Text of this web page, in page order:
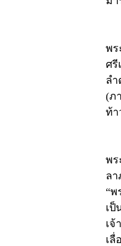
โ
พร
ศรี
ลำ
(ภ
ท้า
โ
พร
ล
“พ
เป็
เจ้
เลื่